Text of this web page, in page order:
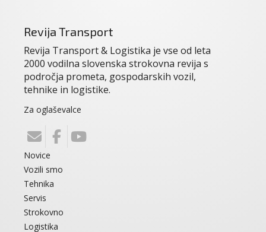
Revija Transport
Revija Transport & Logistika je vse od leta
2000 vodilna slovenska strokovna revija s
področja prometa, gospodarskih vozil,
tehnike in logistike.
Za oglaševalce
Novice
Vozili smo
Tehnika
Servis
Strokovno
Logistika